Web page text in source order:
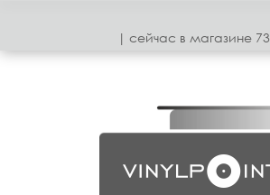
| сeйчас в магазинe